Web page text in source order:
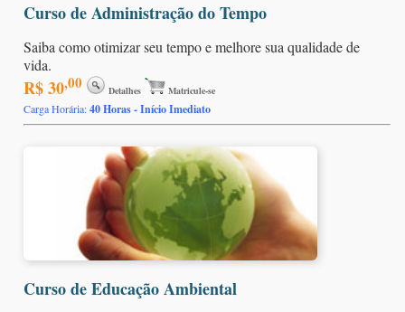
Curso de Administração do Tempo
Saiba como otimizar seu tempo e melhore sua qualidade de
vida.
R$ 30,00 Detalhes Matricule-se
Carga Horária:40 Horas - Início Imediato
Curso de Educação Ambiental